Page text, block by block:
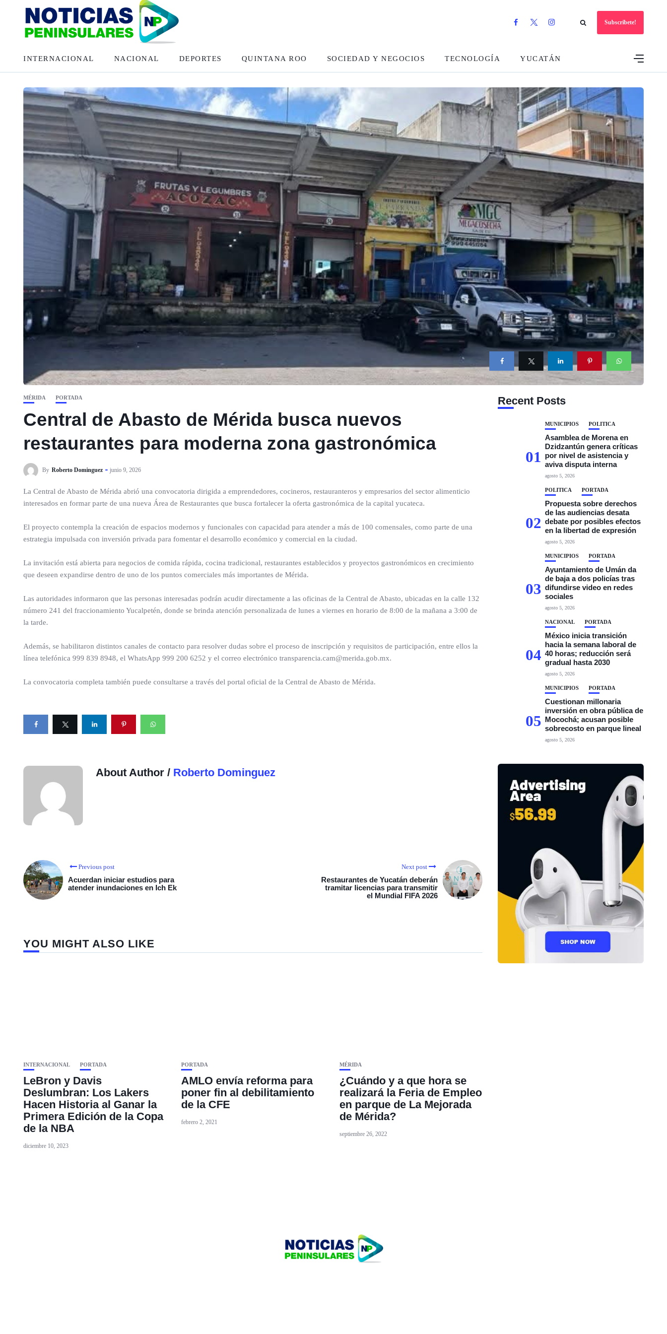
Subscribete!
INTERNACIONAL NACIONAL DEPORTES QUINTANA ROO SOCIEDAD Y NEGOCIOS TECNOLOGÍA YUCATÁN
MÉRIDA PORTADA
Central de Abasto de Mérida busca nuevos
restaurantes para moderna zona gastronómica
By Roberto Dominguez junio 9, 2026
La Central de Abasto de Mérida abrió una convocatoria dirigida a emprendedores, cocineros, restauranteros y empresarios del sector alimenticio
interesados en formar parte de una nueva Área de Restaurantes que busca fortalecer la oferta gastronómica de la capital yucateca.
El proyecto contempla la creación de espacios modernos y funcionales con capacidad para atender a más de 100 comensales, como parte de una
estrategia impulsada con inversión privada para fomentar el desarrollo económico y comercial en la ciudad.
La invitación está abierta para negocios de comida rápida, cocina tradicional, restaurantes establecidos y proyectos gastronómicos en crecimiento
que deseen expandirse dentro de uno de los puntos comerciales más importantes de Mérida.
Las autoridades informaron que las personas interesadas podrán acudir directamente a las oficinas de la Central de Abasto, ubicadas en la calle 132
número 241 del fraccionamiento Yucalpetén, donde se brinda atención personalizada de lunes a viernes en horario de 8:00 de la mañana a 3:00 de
la tarde.
Además, se habilitaron distintos canales de contacto para resolver dudas sobre el proceso de inscripción y requisitos de participación, entre ellos la
línea telefónica 999 839 8948, el WhatsApp 999 200 6252 y el correo electrónico transparencia.cam@merida.gob.mx.
La convocatoria completa también puede consultarse a través del portal oficial de la Central de Abasto de Mérida.
About Author / Roberto Dominguez
Previous post
Acuerdan iniciar estudios para
atender inundaciones en Ich Ek
Next post
Restaurantes de Yucatán deberán
tramitar licencias para transmitir
el Mundial FIFA 2026
YOU MIGHT ALSO LIKE
INTERNACIONAL PORTADA
LeBron y Davis
Deslumbran: Los Lakers
Hacen Historia al Ganar la
Primera Edición de la Copa
de la NBA
diciembre 10, 2023
PORTADA
AMLO envía reforma para
poner fin al debilitamiento
de la CFE
febrero 2, 2021
MÉRIDA
¿Cuándo y a que hora se
realizará la Feria de Empleo
en parque de La Mejorada
de Mérida?
septiembre 26, 2022
Recent Posts
01
MUNICIPIOS POLÍTICA
Asamblea de Morena en
Dzidzantún genera críticas
por nivel de asistencia y
aviva disputa interna
agosto 5, 2026
02
POLÍTICA PORTADA
Propuesta sobre derechos
de las audiencias desata
debate por posibles efectos
en la libertad de expresión
agosto 5, 2026
03
MUNICIPIOS PORTADA
Ayuntamiento de Umán da
de baja a dos policías tras
difundirse video en redes
sociales
agosto 5, 2026
04
NACIONAL PORTADA
México inicia transición
hacia la semana laboral de
40 horas; reducción será
gradual hasta 2030
agosto 5, 2026
05
MUNICIPIOS PORTADA
Cuestionan millonaria
inversión en obra pública de
Mocochá; acusan posible
sobrecosto en parque lineal
agosto 5, 2026